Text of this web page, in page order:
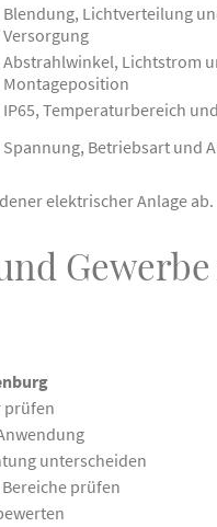
Blendung, Lichtverteilung
Versorgung
Abstrahlwinkel, Lichtstrom
Montageposition
IP65, Temperaturbereich
Spannung, Betriebsart und
elektrischer Anlage ab.
prüfen
unterscheiden
prüfen